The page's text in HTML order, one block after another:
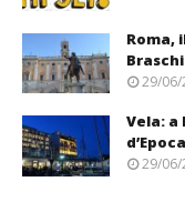
Roma,
Braschi
29/06/
Vela: a
d’Epoca
29/06/